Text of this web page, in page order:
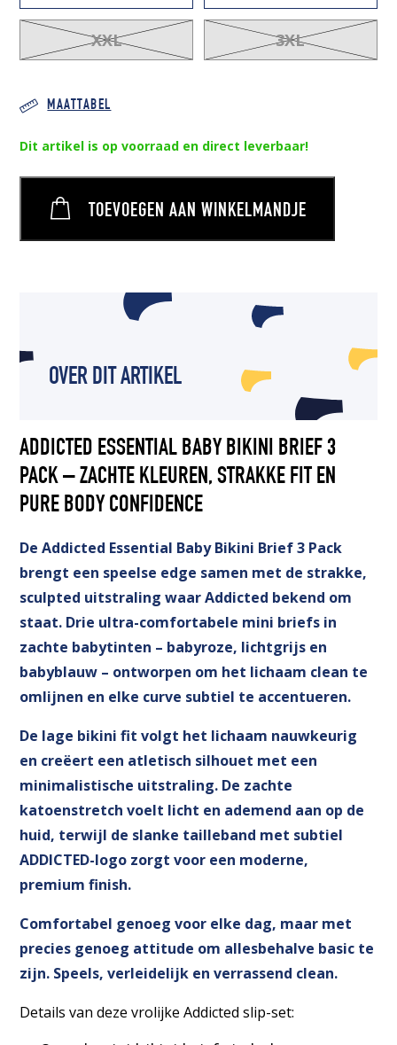
XXL 3XL
MAATTABEL
Dit artikel is op voorraad en direct leverbaar!
TOEVOEGEN AAN WINKELMANDJE
OVER DIT ARTIKEL
ADDICTED ESSENTIAL BABY BIKINI BRIEF 3
PACK – ZACHTE KLEUREN, STRAKKE FIT EN
PURE BODY CONFIDENCE
De Addicted Essential Baby Bikini Brief 3 Pack
brengt een speelse edge samen met de strakke,
sculpted uitstraling waar Addicted bekend om
staat. Drie ultra-comfortabele mini briefs in
zachte babytinten – babyroze, lichtgrijs en
babyblauw – ontworpen om het lichaam clean te
omlijnen en elke curve subtiel te accentueren.
De lage bikini fit volgt het lichaam nauwkeurig
en creëert een atletisch silhouet met een
minimalistische uitstraling. De zachte
katoenstretch voelt licht en ademend aan op de
huid, terwijl de slanke tailleband met subtiel
ADDICTED-logo zorgt voor een moderne,
premium finish.
Comfortabel genoeg voor elke dag, maar met
precies genoeg attitude om allesbehalve basic te
zijn. Speels, verleidelijk en verrassend clean.
Details van deze vrolijke Addicted slip-set: